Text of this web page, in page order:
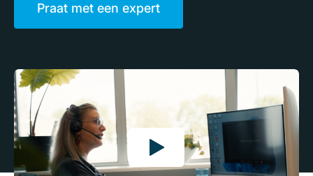
Praat met een expert